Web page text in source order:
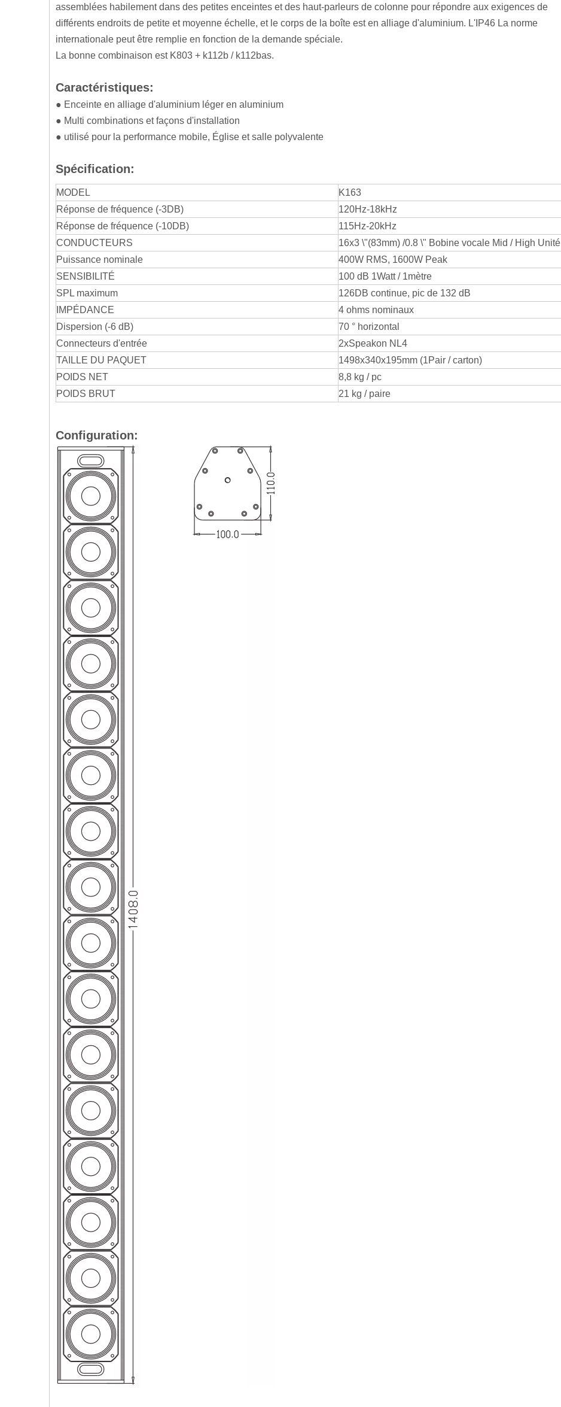
assemblées habilement dans des petites enceintes et des haut-parleurs de colonne pour répondre aux exigences de
différents endroits de petite et moyenne échelle, et le corps de la boîte est en alliage d'aluminium. L'IP46 La norme
internationale peut être remplie en fonction de la demande spéciale.
La bonne combinaison est K803 + k112b / k112bas.
Caractéristiques:
● Enceinte en alliage d'aluminium léger en aluminium
● Multi combinations et façons d'installation
● utilisé pour la performance mobile, Église et salle polyvalente
Spécification:
MODEL
K163
Réponse de fréquence (-3DB)
120Hz-18kHz
Réponse de fréquence (-10DB)
115Hz-20kHz
CONDUCTEURS
16x3 \"(83mm) /0.8 \" Bobine vocale Mid / High Unité
Puissance nominale
400W RMS, 1600W Peak
SENSIBILITÉ
100 dB 1Watt / 1mètre
SPL maximum
126DB continue, pic de 132 dB
IMPÉDANCE
4 ohms nominaux
Dispersion (-6 dB)
70 ° horizontal
Connecteurs d'entrée
2xSpeakon NL4
TAILLE DU PAQUET
1498x340x195mm (1Pair / carton)
POIDS NET
8,8 kg / pc
POIDS BRUT
21 kg / paire
Configuration: